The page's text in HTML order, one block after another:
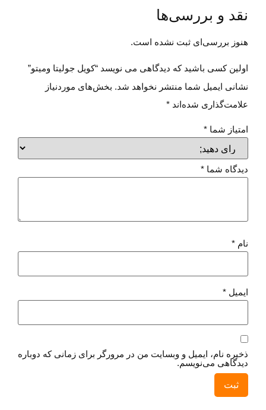
نقد و بررسی‌ها
هنوز بررسی‌ای ثبت نشده است.
اولین کسی باشید که دیدگاهی می نویسد “کویل جولیتا و‌میتو”
نشانی ایمیل شما منتشر نخواهد شد. بخش‌های موردنیاز
علامت‌گذاری شده‌اند *
امتیاز شما *
دیدگاه شما *
نام *
ایمیل *
ذخیره نام، ایمیل و وبسایت من در مرورگر برای زمانی که دوباره
دیدگاهی می‌نویسم.